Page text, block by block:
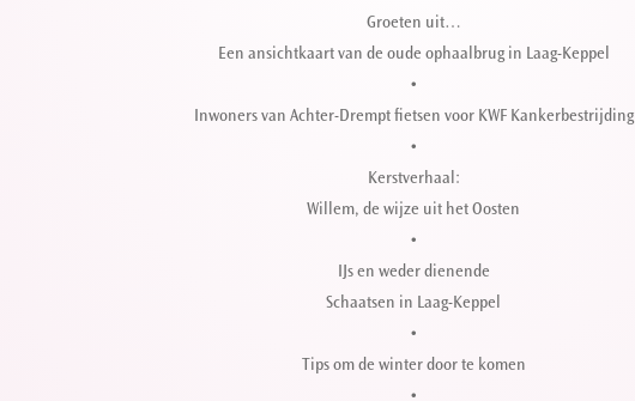
Groeten uit…
Een ansichtkaart van de oude ophaalbrug in Laag-Keppel
•
Inwoners van Achter-Drempt fietsen voor KWF Kankerbestrijding
•
Kerstverhaal:
Willem, de wijze uit het Oosten
•
IJs en weder dienende
Schaatsen in Laag-Keppel
•
Tips om de winter door te komen
•